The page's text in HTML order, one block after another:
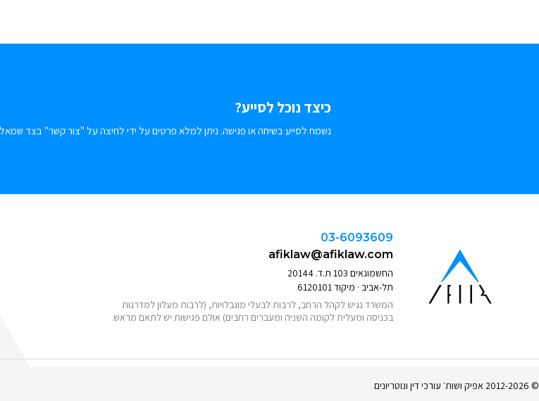
כיצד נוכל לסייע?
נשמח לסייע בשיחה או פגישה. ניתן למלא פרטים על ידי לחיצה על "צור קשר" בצד
03-6093609
afiklaw@afiklaw.com
החשמונאים 103 ת.ד. 20144
תל-אביב · מיקוד 6120101
המשרד נגיש לקהל הרחב, לרבות לבעלי מוגבלויות, (לרבות מעלון למדרגות
בכניסה ומעלית לקומה השניה ומעברים רחבים) אולם פגישות יש לתאם מראש.
© 2012-2026 אפיק ושות׳ עורכי דין ונוטריונים